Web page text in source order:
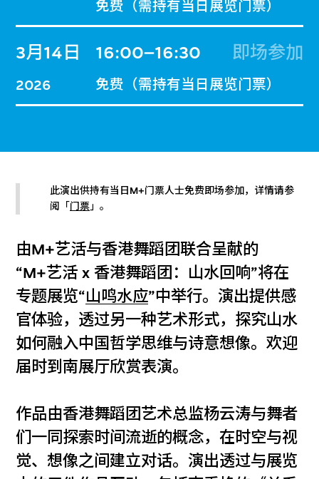
免费（需持有当日展览门票）
3月14日
2026
16:00–16:30 即场参加
免费（需持有当日展览门票）
此演出供持有当日M+门票人士免费即场参加，详情请参
阅「门票」。
由M+艺活与香港舞蹈团联合呈献的
“M+艺活 x 香港舞蹈团：山水回响”将在
专题展览“山鸣水应”中举行。演出提供感
官体验，透过另一种艺术形式，探究山水
如何融入中国哲学思维与诗意想像。欢迎
届时到南展厅欣赏表演。
作品由香港舞蹈团艺术总监杨云涛与舞者
们一同探索时间流逝的概念，在时空与视
觉、想像之间建立对话。演出透过与展览